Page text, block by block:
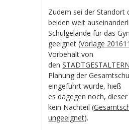
Zudem sei der Standort
beiden weit
Schulgelände für das
geeignet (Vorlage
Vorbehalt von
denSTADTGESTALTERN
Planung der
eingeführt wurde, hieß
es dagegen noch,
kein Nachteil (
ungeeignet).